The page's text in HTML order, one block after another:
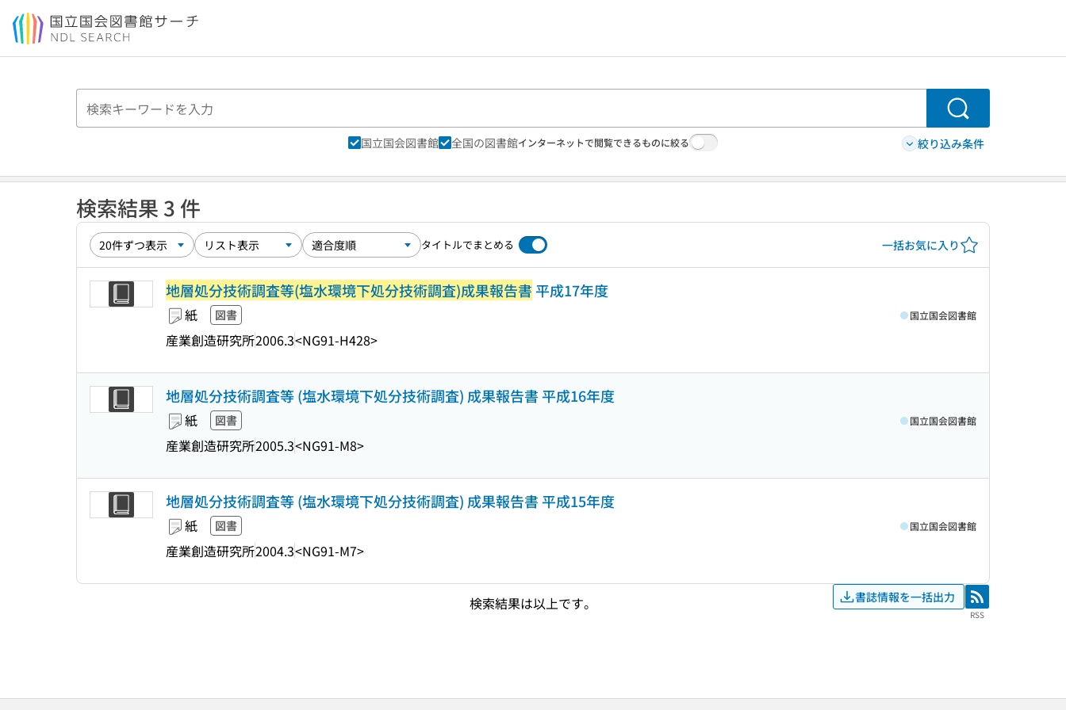
本文へ移動
検索
国立国会図書館 全国の図書館インターネットで閲覧できるものに絞る 絞り込み条件
検索結果 3 件
タイトルでまとめる 一括お気に入り
地層処分技術調査等(塩水環境下処分技術調査)成果報告書平成17年度
紙 図書
産業創造研究所2006.3<NG91-H428>
国立国会図書館
地層処分技術調査等 (塩水環境下処分技術調査) 成果報告書 平成16年度
紙 図書
産業創造研究所2005.3<NG91-M8>
国立国会図書館
地層処分技術調査等 (塩水環境下処分技術調査) 成果報告書 平成15年度
紙 図書
産業創造研究所2004.3<NG91-M7>
国立国会図書館
検索結果は以上です。 書誌情報を一括出力 RSS
RSS